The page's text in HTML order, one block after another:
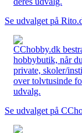
Se udvalget på
CChobby.dk
hobbybutik, når
private, skoler/
over tolvtusinde
udvalg.
Se udvalget på